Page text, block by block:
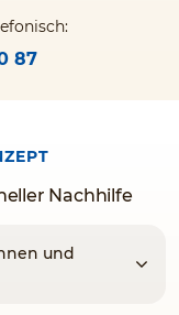
87
Nachhilfe
und